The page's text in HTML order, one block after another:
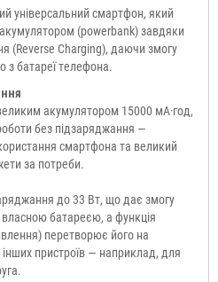
універсальний смартфон, який
(powerbank) завдяки
(Reverse Charging), даючи змогу
з батареї телефона.
акумулятором 15000 мА·год,
без підзаряджання —
смартфона та великий
за потреби.
до 33 Вт, що дає змогу
батареєю, а функція
перетворює його на
пристроїв — наприклад, для